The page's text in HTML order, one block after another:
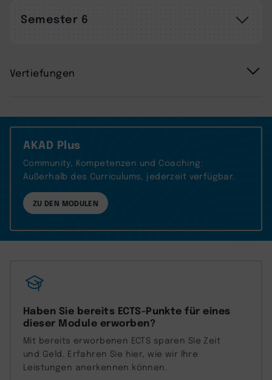
Semester 6
Vertiefungen
AKAD Plus
Community, Kompetenzen und Coaching:
Außerhalb des Curriculums, jederzeit verfügbar.
ZU DEN MODULEN
Haben Sie bereits ECTS-Punkte für eines
dieser Module erworben?
Mit bereits erworbenen ECTS sparen Sie Zeit
und Geld. Erfahren Sie hier, wie wir Ihre
Leistungen anerkennen können.